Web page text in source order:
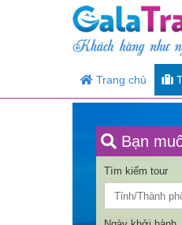
Trang chủ
Bạn
Tìm kiếm tour